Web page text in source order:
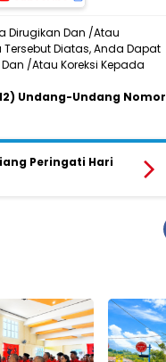
Dirugikan Dan /Atau
Diatas, Anda Dapat
/Atau Koreksi Kepada
Undang-Undang Nomor
Peringati Hari